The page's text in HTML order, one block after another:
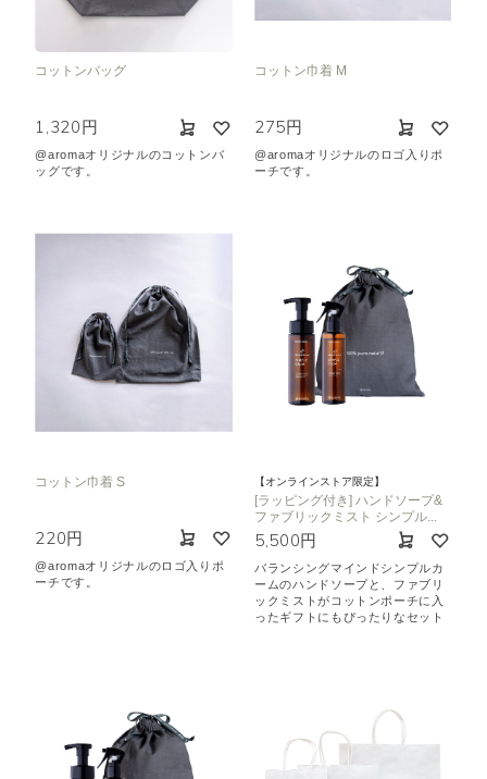
コットンバッグ
1,320円
@aromaオリジナルのコットンバ
ッグです。
コットン巾着 M
275円
@aromaオリジナルのロゴ入りポ
ーチです。
コットン巾着 S
220円
@aromaオリジナルのロゴ入りポ
ーチです。
【オンラインストア限定】
[ラッピング付き] ハンドソープ&
ファブリックミスト シンプル...
5,500円
バランシングマインドシンプルカ
ームのハンドソープと、ファブリ
ックミストがコットンポーチに入
ったギフトにもぴったりなセット